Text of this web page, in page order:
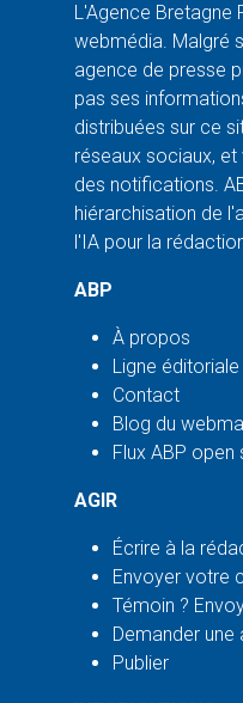
L'Agence Bretagne
webmédia. Malgré
agence de presse
pas ses
distribuées sur ce
réseaux sociaux,
des notifications.
hiérarchisation de
l'IA pour la
ABP
À propos
Ligne éditoriale
Contact
Blog du
Flux ABP open
AGIR
Écrire à la
Envoyer votre
Témoin ?
Demander
Publier